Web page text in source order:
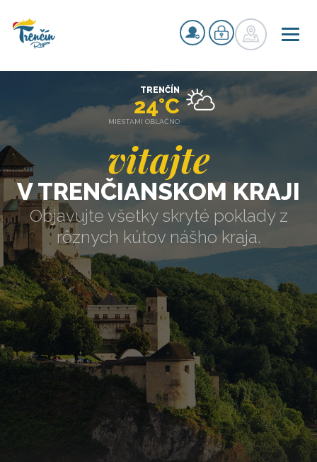
vitajte
V TRENČIANSKOM KRAJI
Objavujte všetky skryté poklady z
rôznych kútov nášho kraja.
TRENČÍN
24°C
MIESTAMI OBLAČNO